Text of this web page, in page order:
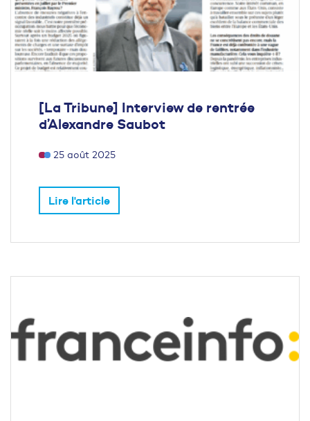
[La Tribune] Interview de rentrée
d’Alexandre Saubot
25 août 2025
Lire l'article